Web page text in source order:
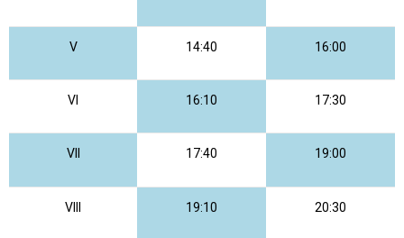
V 14:40 16:00
VI 16:10 17:30
VII 17:40 19:00
VIII 19:10 20:30